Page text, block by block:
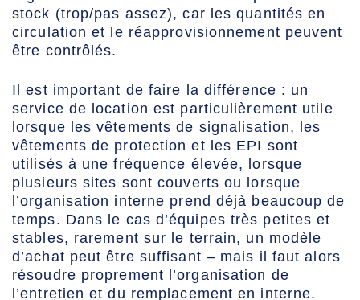
stock (trop/pas assez), car les quantités en
circulation et le réapprovisionnement peuvent
être contrôlés.
Il est important de faire la différence : un
service de location est particulièrement utile
lorsque les vêtements de signalisation, les
vêtements de protection et les EPI sont
utilisés à une fréquence élevée, lorsque
plusieurs sites sont couverts ou lorsque
l’organisation interne prend déjà beaucoup de
temps. Dans le cas d’équipes très petites et
stables, rarement sur le terrain, un modèle
d’achat peut être suffisant – mais il faut alors
résoudre proprement l’organisation de
l’entretien et du remplacement en interne.